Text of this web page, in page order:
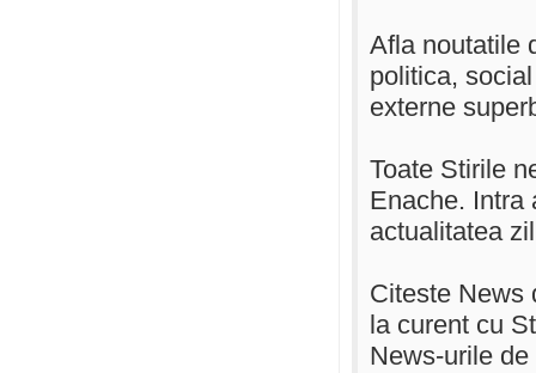
Afla noutatile
politica,
externe
Toate Stirile
Enache. Intra
actualitatea
Citeste News
la curent cu
News-urile